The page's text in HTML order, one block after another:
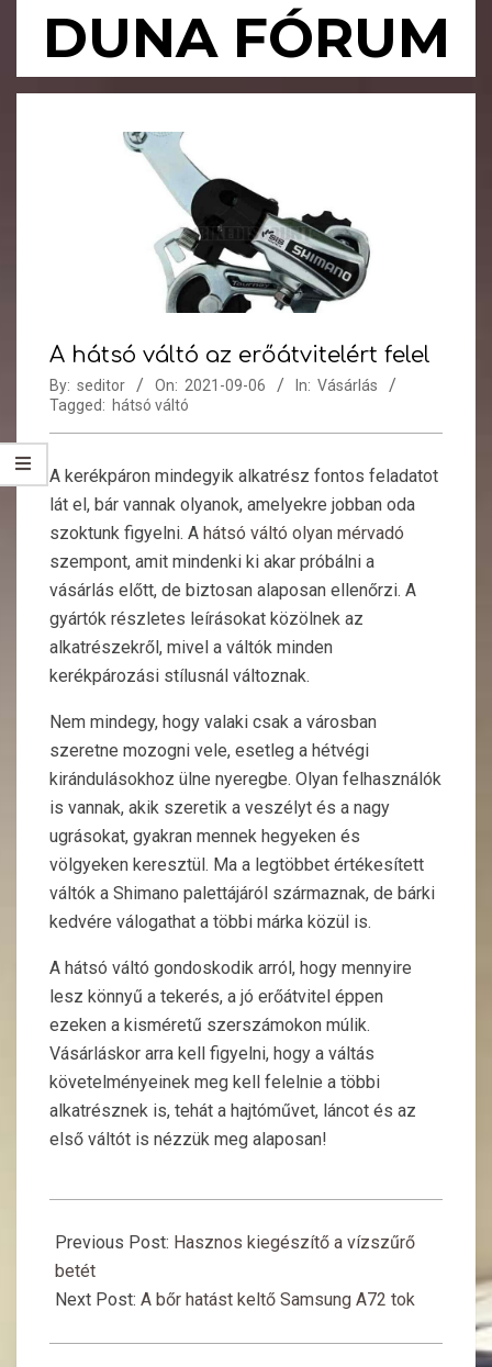
DUNA FÓRUM
Primary
A hátsó váltó az erőátvitelért felel
By: seditor On: 2021-09-06 In: Vásárlás
Tagged: hátsó váltó
A kerékpáron mindegyik alkatrész fontos feladatot
lát el, bár vannak olyanok, amelyekre jobban oda
szoktunk figyelni. A hátsó váltó olyan mérvadó
szempont, amit mindenki ki akar próbálni a
vásárlás előtt, de biztosan alaposan ellenőrzi. A
gyártók részletes leírásokat közölnek az
alkatrészekről, mivel a váltók minden
kerékpározási stílusnál változnak.
Nem mindegy, hogy valaki csak a városban
szeretne mozogni vele, esetleg a hétvégi
kirándulásokhoz ülne nyeregbe. Olyan felhasználók
is vannak, akik szeretik a veszélyt és a nagy
ugrásokat, gyakran mennek hegyeken és
völgyeken keresztül. Ma a legtöbbet értékesített
váltók a Shimano palettájáról származnak, de bárki
kedvére válogathat a többi márka közül is.
A hátsó váltó gondoskodik arról, hogy mennyire
lesz könnyű a tekerés, a jó erőátvitel éppen
ezeken a kisméretű szerszámokon múlik.
Vásárláskor arra kell figyelni, hogy a váltás
követelményeinek meg kell felelnie a többi
alkatrésznek is, tehát a hajtóművet, láncot és az
első váltót is nézzük meg alaposan!
09-
06
Previous Post: Hasznos kiegészítő a vízszűrő
betét
Next Post: A bőr hatást keltő Samsung A72 tok